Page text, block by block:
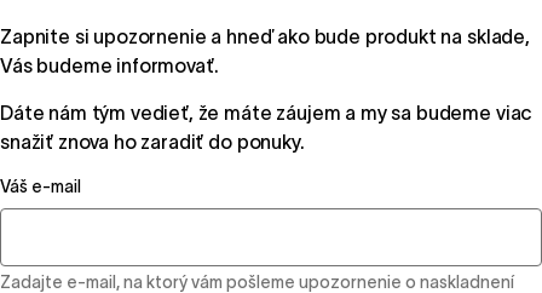
Zapnite si upozornenie a hneď ako bude produkt na sklade,
Vás budeme informovať.
Dáte nám tým vedieť, že máte záujem a my sa budeme viac
snažiť znova ho zaradiť do ponuky.
Váš e-mail
Zadajte e-mail, na ktorý vám pošleme upozornenie o naskladnení